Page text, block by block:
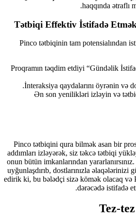
haqqında ətraflı
Pinco tətbiqinin tam potensialından
Proqramın təqdim etdiyi “Gündəlik
İnteraksiya qaydalarını öyrənin və
Ən son yenilikləri izləyin və
Pinco tətbiqini qura bilmək asan bir
addımları izləyərək, siz təkcə tətbiqi
onun bütün imkanlarından
uyğunlaşdırıb, dostlarınızla əlaqələrinizi
edirik ki, bu bələdçi sizə kömək olacaq və
dərəcədə istifadə
Tez-